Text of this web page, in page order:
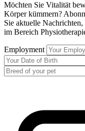
Möchten Sie Vitalität
Körper kümmern?
Sie aktuelle
im Bereich
Employment